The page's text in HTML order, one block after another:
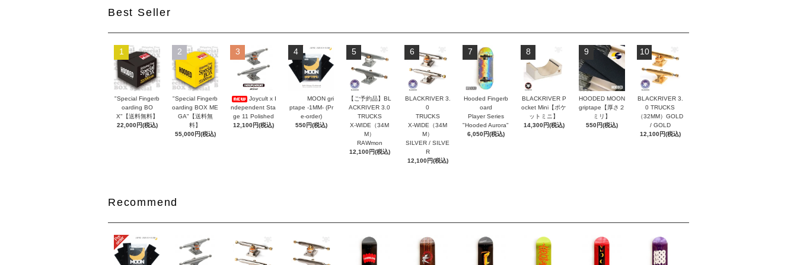
Best Seller
1
"Special Fingerb
oarding BO
X"【送料無料】
22,000円(税込)
2
"Special Fingerb
oarding BOX ME
GA"【送料無
料】
55,000円(税込)
3
Joycult x I
ndependent Sta
ge 11 Polished
12,100円(税込)
4
MOON gri
ptape -1MM- (Pr
e-order)
550円(税込)
5
【ご予約品】BL
ACKRIVER 3.0
TRUCKS
X-WIDE（34M
M）
RAWmon
12,100円(税込)
6
BLACKRIVER 3.
0
TRUCKS
X-WIDE（34M
M）
SILVER / SILVE
R
12,100円(税込)
7
Hooded Fingerb
oard
Player Series
"Hooded Aurora"
6,050円(税込)
8
BLACKRIVER P
ocket Mini【ポケ
ットミニ】
14,300円(税込)
9
HOODED MOON
griptape【厚さ２
ミリ】
550円(税込)
10
BLACKRIVER 3.
0 TRUCKS
（32MM）GOLD
/ GOLD
12,100円(税込)
Recommend